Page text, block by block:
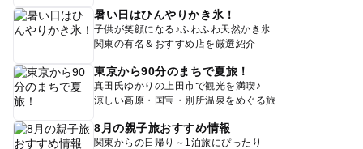
暑い日はひんやりかき氷！
子供が笑顔になる♪ふわふわ天然かき氷
関東の有名＆おすすめ店を厳選紹介
東京から90分のまちで夏旅！
真田氏ゆかりの上田市で観光を満喫♪
涼しい高原・国宝・別所温泉をめぐる旅
8月の親子旅おすすめ情報
関東からの日帰り～1泊旅にぴったり